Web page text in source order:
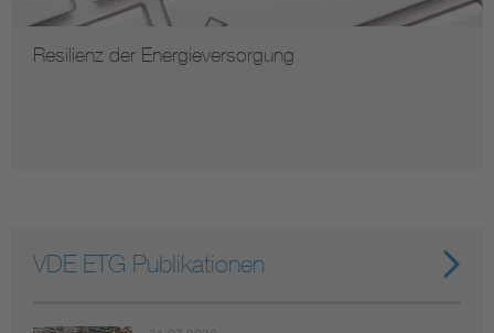
Resilienz der Energieversorgung
VDE ETG Publikationen